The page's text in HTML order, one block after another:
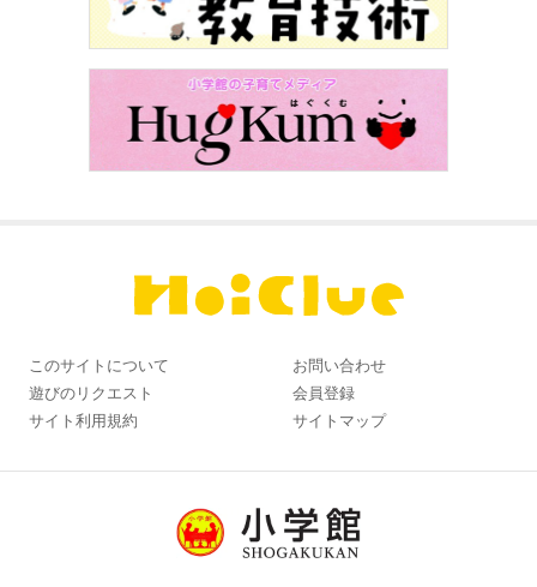
このサイトについて
お問い合わせ
遊びのリクエスト
会員登録
サイト利用規約
サイトマップ